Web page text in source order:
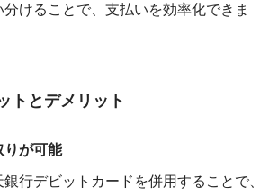
けることで、支払いを効率化できま
トとデメリット
りが可能
行デビットカードを併用することで、